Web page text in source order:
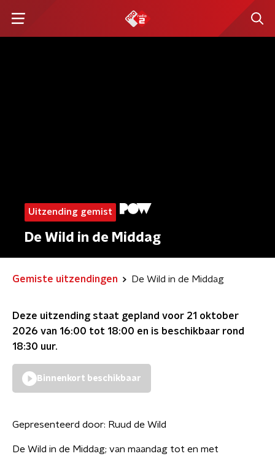
Uitzending gemist
De Wild in de Middag
Gemiste uitzendingen De Wild in de Middag
Deze uitzending staat gepland voor 21 oktober
2026 van 16:00 tot 18:00 en is beschikbaar rond
18:30 uur.
Binnenkort beschikbaar
Gepresenteerd door: Ruud de Wild
De Wild in de Middag; van maandag tot en met